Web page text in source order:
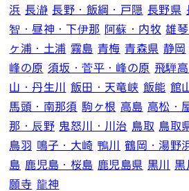
浜 長瀞 長野・飯綱・戸隠 長野県
智・昼神・下伊那 阿蘇・内牧 雄
ヶ浦・土浦 霧島 青梅 青森県 静岡
峰の原 須坂・菅平・峰の原 飛騨
山・丹生川
飯田・天竜峡 飯能 館
馬頭・南那須 駒ヶ根 高島 高松・
那・辰野 鬼怒川・川治 鳥取 鳥取
鳥羽 鳴子・大崎 鴨川 鶴岡・湯野
島 鹿児島・桜島 鹿児島県 黒川
黒
願寺 龍神